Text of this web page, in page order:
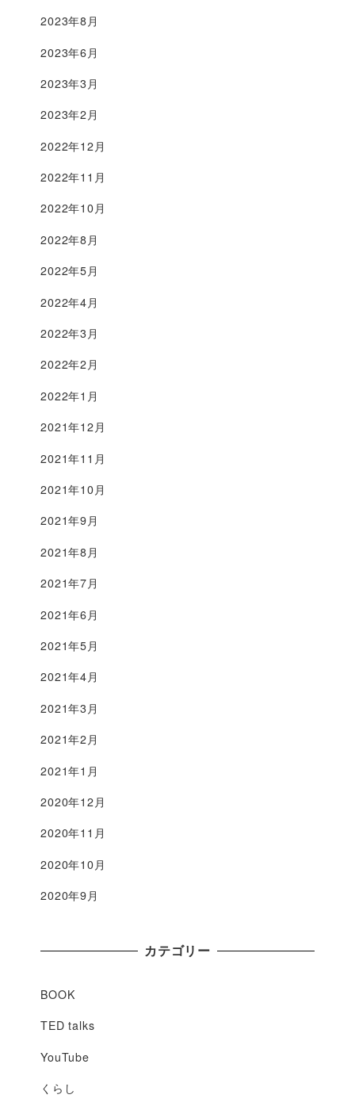
2023年8月
2023年6月
2023年3月
2023年2月
2022年12月
2022年11月
2022年10月
2022年8月
2022年5月
2022年4月
2022年3月
2022年2月
2022年1月
2021年12月
2021年11月
2021年10月
2021年9月
2021年8月
2021年7月
2021年6月
2021年5月
2021年4月
2021年3月
2021年2月
2021年1月
2020年12月
2020年11月
2020年10月
2020年9月
カテゴリー
BOOK
TED talks
YouTube
くらし